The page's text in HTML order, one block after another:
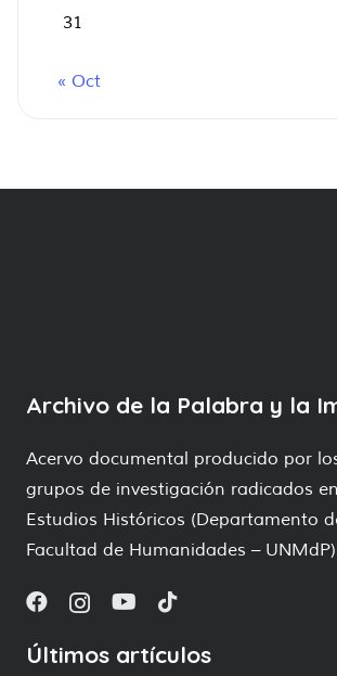
31
« Oct
Archivo de la Palabra y la
Acervo documental producido por
grupos de investigación radicados
Estudios Históricos (Departamento
Facultad de Humanidades –
Últimos artículos